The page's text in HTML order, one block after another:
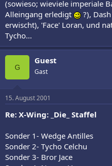
(sowieso; wieviele imperiale
Alleingang erledigt
?),
erwischt), 'Face' Loran, und
Tycho...
G
Guest
Gast
15. August 2001
Re: X-Wing: _Die_ Staffel
Sonder 1- Wedge Antilles
Sonder 2- Tycho Celchu
Sonder 3- Bror Jace